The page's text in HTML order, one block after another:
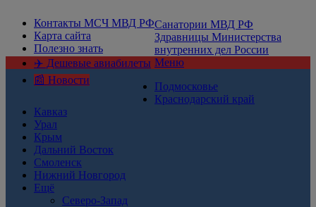
Контакты МСЧ МВД РФ
Карта сайта
Полезно знать
✈️ Дешевые авиабилеты
📰 Новости
Санатории МВД РФ
Здравницы Министерства
внутренних дел России
Меню
Подмосковье
Краснодарский край
Кавказ
Урал
Крым
Дальний Восток
Смоленск
Нижний Новгород
Ещё
Северо-Запад